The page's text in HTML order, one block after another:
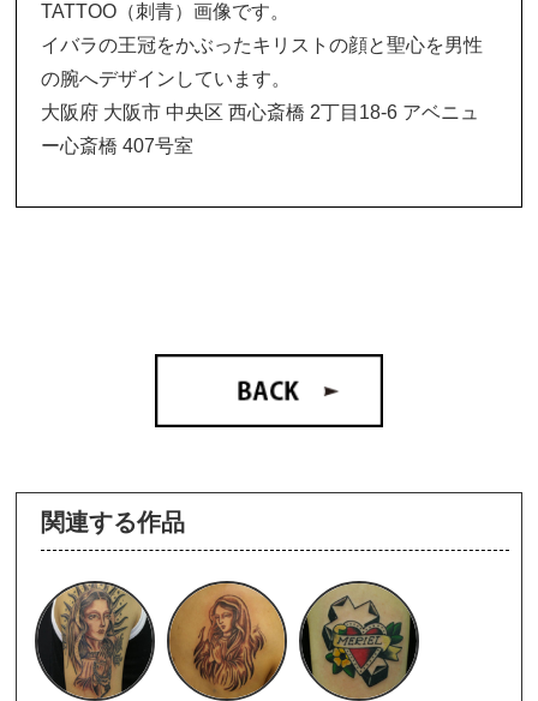
TATTOO（刺青）画像です。
イバラの王冠をかぶったキリストの顔と聖心を男性
の腕へデザインしています。
大阪府 大阪市 中央区 西心斎橋 2丁目18-6 アベニュ
ー心斎橋 407号室
関連する作品